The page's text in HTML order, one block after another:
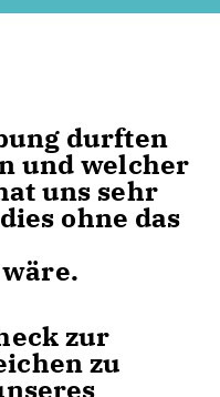
durften
und welcher
uns sehr
ohne das
zur
zu